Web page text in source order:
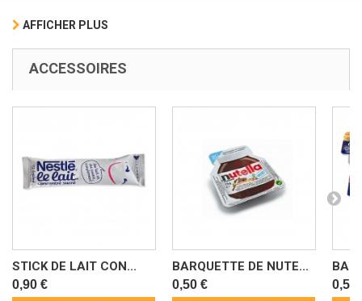
AFFICHER PLUS
ACCESSOIRES
STICK DE LAIT CON...
0,90 €
BARQUETTE DE NUTE...
0,50 € 0,50